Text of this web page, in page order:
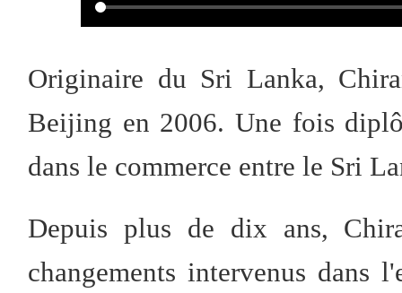
Originaire du Sri Lanka,
Beijing en 2006. Une fois
dans le commerce entre le Sri
Depuis plus de dix ans,
changements intervenus dans